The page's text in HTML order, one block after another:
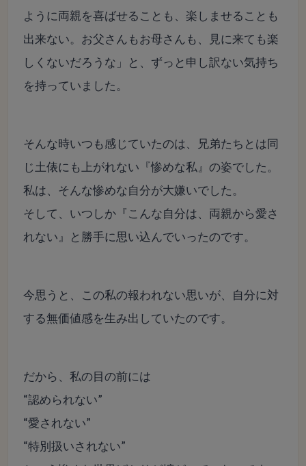
ように両親を喜ばせることも、楽しませることも
出来ない。お父さんもお母さんも、見に来ても楽
しくないだろうな」と、ずっと申し訳ない気持ち
を持っていました。
そんな時いつも感じていたのは、兄弟たちとは同
じ土俵にも上がれない『惨めな私』の姿でした。
私は、そんな惨めな自分が大嫌いでした。
そして、いつしか『こんな自分は、両親から愛さ
れない』と勝手に思い込んでいったのです。
今思うと、この私の報われない思いが、自分に対
する無価値感を生み出していたのです。
だから、私の目の前には
“認められない”
“愛されない”
“特別扱いされない”